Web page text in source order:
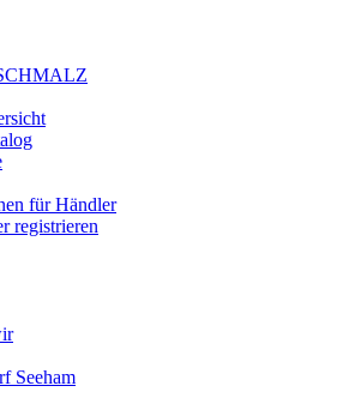
für Händler
registrieren
Seeham